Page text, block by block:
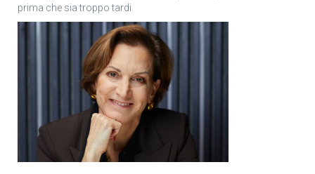
prima che sia troppo tardi